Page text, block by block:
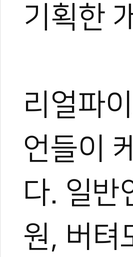
기획한
리얼파
언들이
다. 일반
원, 버텨
#리얼파이트 #권아솔